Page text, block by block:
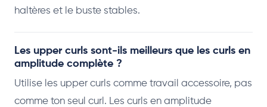
haltères et le buste stables.
Les upper curls sont-ils meilleurs que les curls en
amplitude complète ?
Utilise les upper curls comme travail accessoire, pas
comme ton seul curl. Les curls en amplitude